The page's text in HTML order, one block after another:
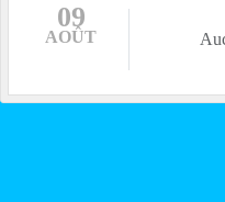
09
AOÛT